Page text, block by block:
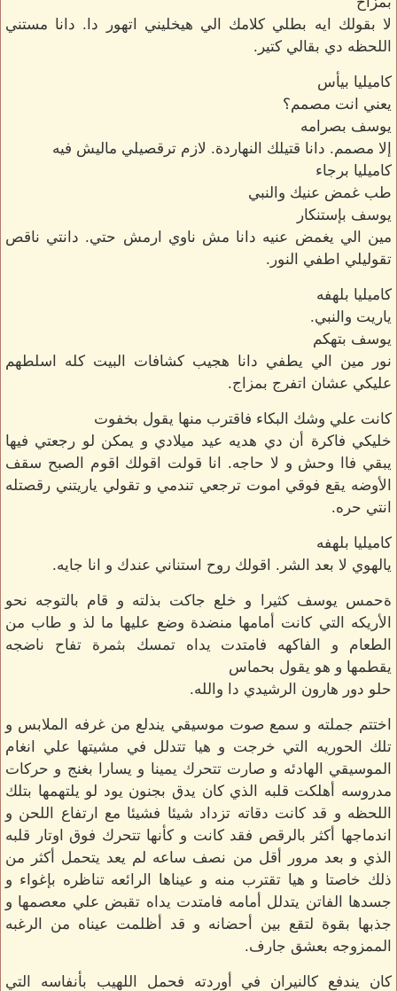
لا بقولك ايه بطلي كلامك الي هيخليني اتهور دا. دانا مستني
اللحظه دي بقالي كتير.
كاميليا بيأس
يعني انت مصمم؟
يوسف بصرامه
إلا مصمم. دانا قتيلك النهاردة. لازم ترقصيلي ماليش فيه
كاميليا برجاء
طب غمض عنيك والنبي
يوسف بإستنكار
مين الي يغمض عنيه دانا مش ناوي ارمش حتي. دانتي ناقص
تقوليلي اطفي النور.
كاميليا بلهفه
ياريت والنبي.
يوسف بتهكم
نور مين الي يطفي دانا هجيب كشافات البيت كله اسلطهم
عليكي عشان اتفرج بمزاج.
كانت علي وشك البكاء فاقترب منها يقول بخفوت
خليكي فاكرة أن دي هديه عيد ميلادي و يمكن لو رجعتي فيها
يبقي فاا وحش و لا حاجه. انا قولت اقولك اقوم الصبح سقف
الأوضه يقع فوقي اموت ترجعي تندمي و تقولي ياريتني رقصتله
انتي حره.
كاميليا بلهفه
يالهوي لا بعد الشر. اقولك روح استناني عندك و انا جايه.
ةحمس يوسف كثيرا و خلع جاكت بذلته و قام بالتوجه نحو
الأريكه التي كانت أمامها منضدة وضع عليها ما لذ و طاب من
الطعام و الفاكهه فامتدت يداه تمسك بثمرة تفاح ناضجه
يقطمها و هو يقول بحماس
حلو دور هارون الرشيدي دا والله.
اختتم جملته و سمع صوت موسيقي يندلع من غرفه الملابس و
تلك الحوريه التي خرجت و هيا تتدلل في مشيتها علي انغام
الموسيقي الهادئه و صارت تتحرك يمينا و يسارا بغنج و حركات
مدروسه أهلكت قلبه الذي كان يدق بجنون يود لو يلتهمها بتلك
اللحظه و قد كانت دقاته تزداد شيئا فشيئا مع ارتفاع اللحن و
اندماجها أكثر بالرقص فقد كانت و كأنها تتحرك فوق اوتار قلبه
الذي و بعد مرور أقل من نصف ساعه لم يعد يتحمل أكثر من
ذلك خاصتا و هيا تقترب منه و عيناها الرائعه تناظره بإغواء و
جسدها الفاتن يتدلل أمامه فامتدت يداه تقبض علي معصمها و
جذبها بقوة لتقع بين أحضانه و قد أظلمت عيناه من الرغبه
الممزوجه بعشق جارف.
كان يندفع كالنيران في أوردته فحمل اللهيب بأنفاسه التي